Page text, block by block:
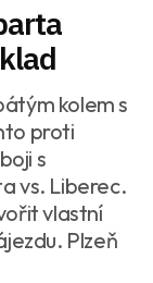
kolem s
proti
s
vs. Liberec.
vlastní
Plzeň